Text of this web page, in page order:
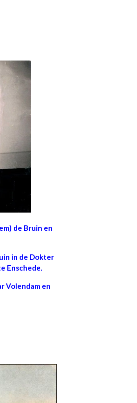
de Bruin en
in de Dokter
Enschede.
Volendam en